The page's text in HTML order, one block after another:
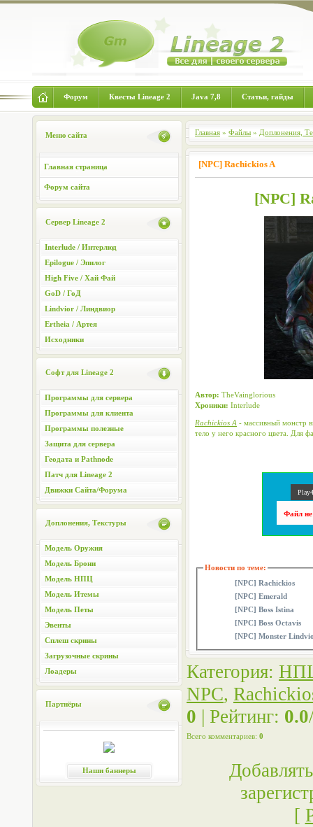
Форум Квесты Lineage 2 Java 7,8 Статьи, гайды
Меню сайта
Главная страница
Форум сайта
Сервер Lineage 2
Interlude / Интерлюд
Epilogue / Эпилог
High Five / Хай Фай
GoD / ГоД
Lindvior / Линдвиор
Ertheia / Артея
Исходники
Софт для Lineage 2
Программы для сервера
Программы для клиента
Программы полезные
Защита для сервера
Геодата и Pathnode
Патч для Lineage 2
Движки Сайта/Форума
Доплонения, Текстуры
Модель Оружия
Модель Брони
Модель НПЦ
Модель Итемы
Модель Петы
Эвенты
Сплеш скрины
Загрузочные скрины
Лоадеры
Партнёры
Наши баннеры
Главная » Файлы » Доплонения,
[NPC] Rachickios A
[NPC]
Автор: TheVainglorious
Хроники: Interlude
Rachickios A - массивный монстр
тело у него красного цвета. Для
Файл не
Новости по теме:
[NPC] Rachickios
[NPC] Emerald
[NPC] Boss Istina
[NPC] Boss Octavis
[NPC] Monster
Категория:
NPC,
0 | Рейтинг: 0.0
Всего комментариев: 0
[